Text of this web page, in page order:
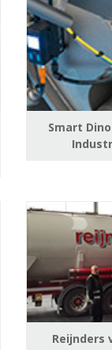
Smart
Reijnders